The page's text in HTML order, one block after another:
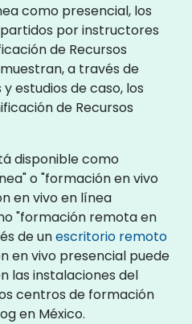
como presencial, los
por instructores
de Recursos
a través de
estudios de caso, los
de Recursos
disponible como
o "formación en vivo
en vivo en línea
"formación remota en
de unescritorio remoto
en vivo presencial puede
las instalaciones del
centros de formación
en México.